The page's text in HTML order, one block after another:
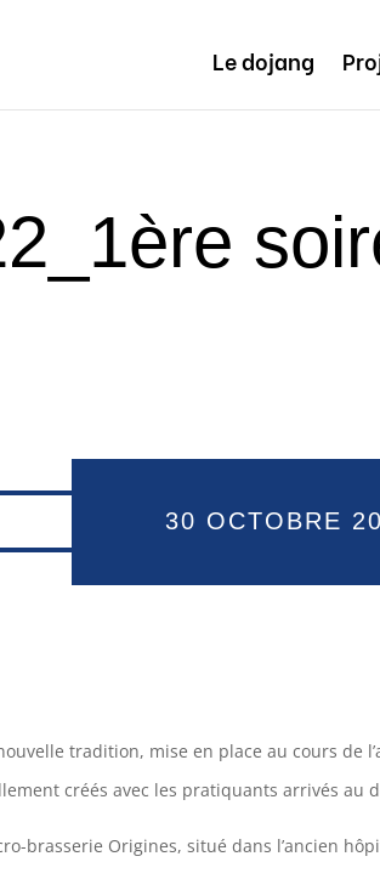
Le dojang
30 OCTOBRE
tradition, mise en place au cours de
créés avec les pratiquants arrivés au
brasserie Origines, situé dans l’ancien